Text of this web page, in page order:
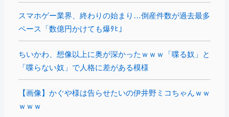
スマホゲー業界、終わりの始まり…倒産件数が過去最多
ペース「数億円かけても爆ﾀﾋ」
ちいかわ、想像以上に奥が深かったｗｗｗ「喋る奴」と
「喋らない奴」で人格に差がある模様
【画像】かぐや様は告らせたいの伊井野ミコちゃんｗｗ
ｗｗｗ